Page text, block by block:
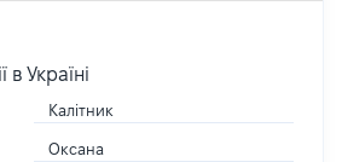
в Україні
Калітник
Оксана